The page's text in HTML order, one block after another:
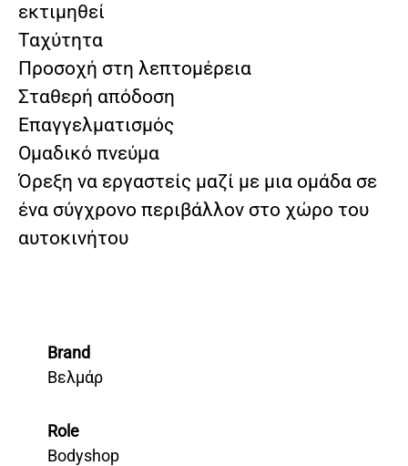
εκτιμηθεί
Ταχύτητα
Προσοχή στη λεπτομέρεια
Σταθερή απόδοση
Επαγγελματισμός
Ομαδικό πνεύμα
Όρεξη να εργαστείς μαζί με μια ομάδα σε
ένα σύγχρονο περιβάλλον στο χώρο του
αυτοκινήτου
Brand
Βελμάρ
Role
Bodyshop